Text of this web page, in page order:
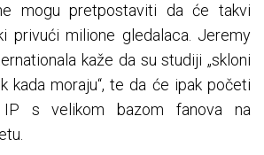
mogu pretpostaviti da će takvi
privući milione gledalaca. Jeremy
kaže da su studiji „skloni
kada moraju“, te da će ipak početi
s velikom bazom fanova na